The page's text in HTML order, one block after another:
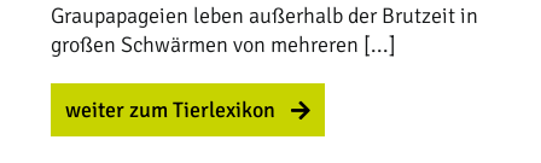
Graupapageien leben außerhalb der Brutzeit in
großen Schwärmen von mehreren [...]
weiter zum Tierlexikon